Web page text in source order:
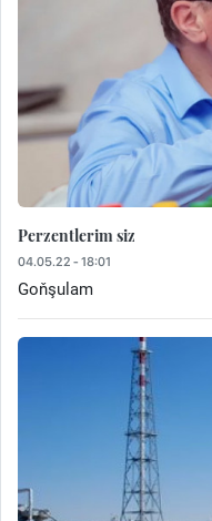
Perzentlerim siz
04.05.22 - 18:01
Goňşulam